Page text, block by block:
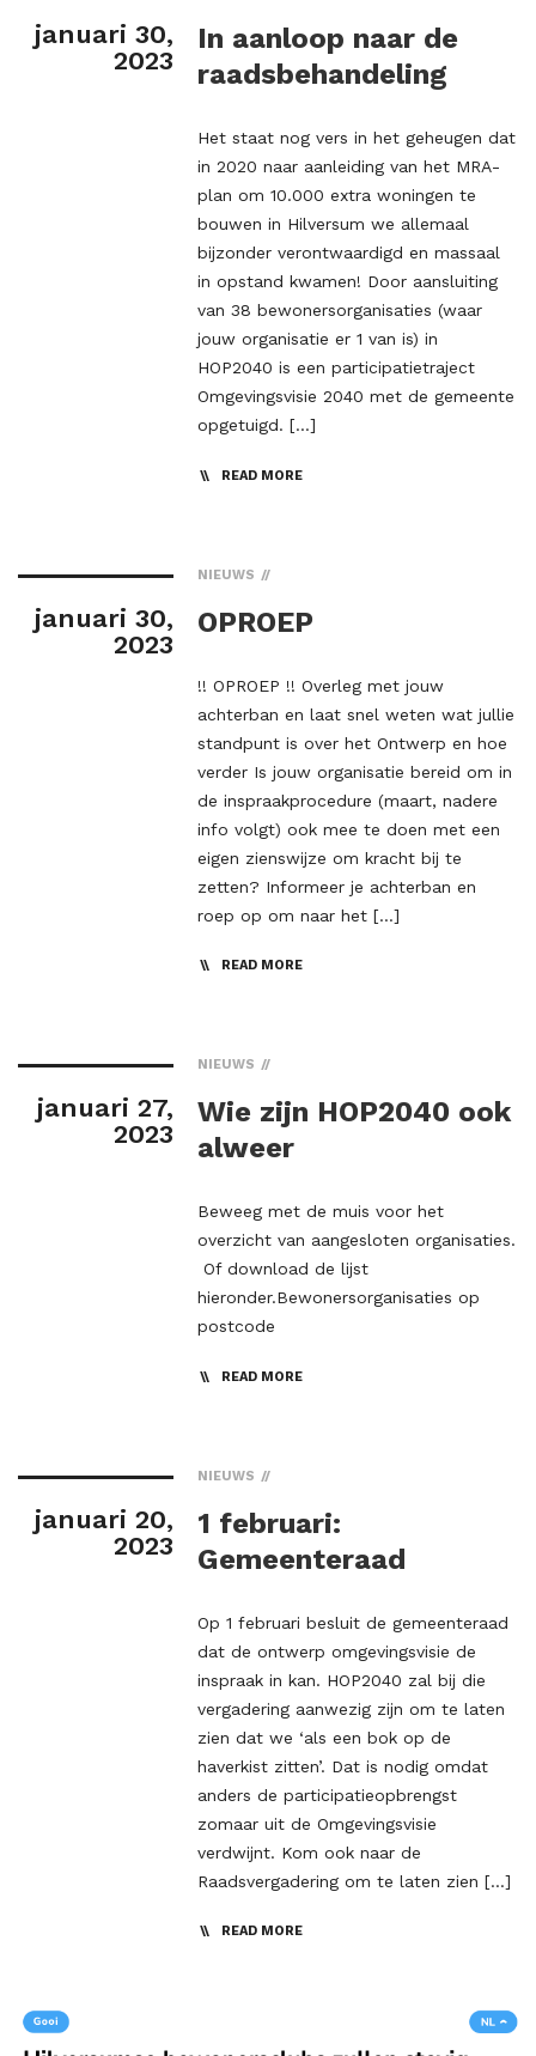
januari 30,
2023
In aanloop naar de
raadsbehandeling
Het staat nog vers in het geheugen dat
in 2020 naar aanleiding van het MRA-
plan om 10.000 extra woningen te
bouwen in Hilversum we allemaal
bijzonder verontwaardigd en massaal
in opstand kwamen! Door aansluiting
van 38 bewonersorganisaties (waar
jouw organisatie er 1 van is) in
HOP2040 is een participatietraject
Omgevingsvisie 2040 met de gemeente
opgetuigd. […]
READ MORE
januari 30,
2023
NIEUWS
OPROEP
!! OPROEP !! Overleg met jouw
achterban en laat snel weten wat jullie
standpunt is over het Ontwerp en hoe
verder Is jouw organisatie bereid om in
de inspraakprocedure (maart, nadere
info volgt) ook mee te doen met een
eigen zienswijze om kracht bij te
zetten? Informeer je achterban en
roep op om naar het […]
READ MORE
januari 27,
2023
NIEUWS
Wie zijn HOP2040 ook
alweer
Beweeg met de muis voor het
overzicht van aangesloten organisaties.
Of download de lijst
hieronder.Bewonersorganisaties op
postcode
READ MORE
januari 20,
2023
NIEUWS
1 februari:
Gemeenteraad
Op 1 februari besluit de gemeenteraad
dat de ontwerp omgevingsvisie de
inspraak in kan. HOP2040 zal bij die
vergadering aanwezig zijn om te laten
zien dat we ‘als een bok op de
haverkist zitten’. Dat is nodig omdat
anders de participatieopbrengst
zomaar uit de Omgevingsvisie
verdwijnt. Kom ook naar de
Raadsvergadering om te laten zien […]
READ MORE